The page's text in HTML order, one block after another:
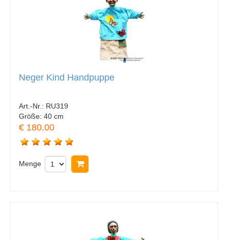
Neger Kind Handpuppe
Art.-Nr.: RU319
Größe: 40 cm
€ 180.00
Menge